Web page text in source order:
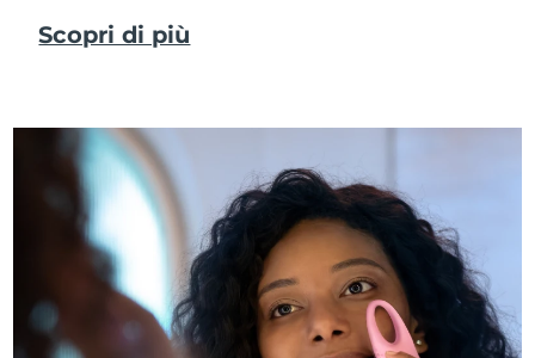
Scopri di più